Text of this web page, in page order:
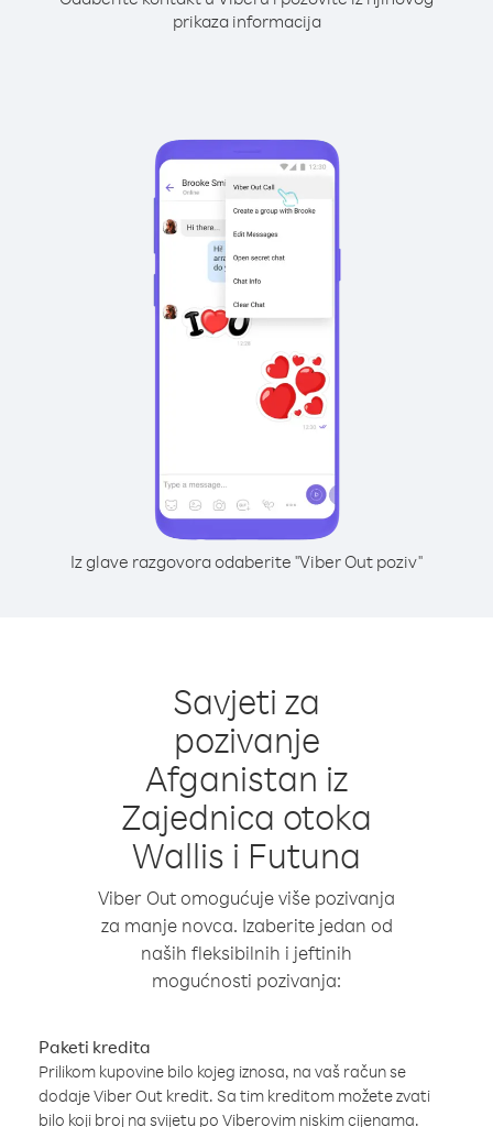
prikaza informacija
Iz glave razgovora odaberite "Viber Out poziv"
Savjeti za
pozivanje
Afganistan iz
Zajednica otoka
Wallis i Futuna
Viber Out omogućuje više pozivanja
za manje novca. Izaberite jedan od
naših fleksibilnih i jeftinih
mogućnosti pozivanja:
Paketi kredita
Prilikom kupovine bilo kojeg iznosa, na vaš račun se
dodaje Viber Out kredit. Sa tim kreditom možete zvati
bilo koji broj na svijetu po Viberovim niskim cijenama.